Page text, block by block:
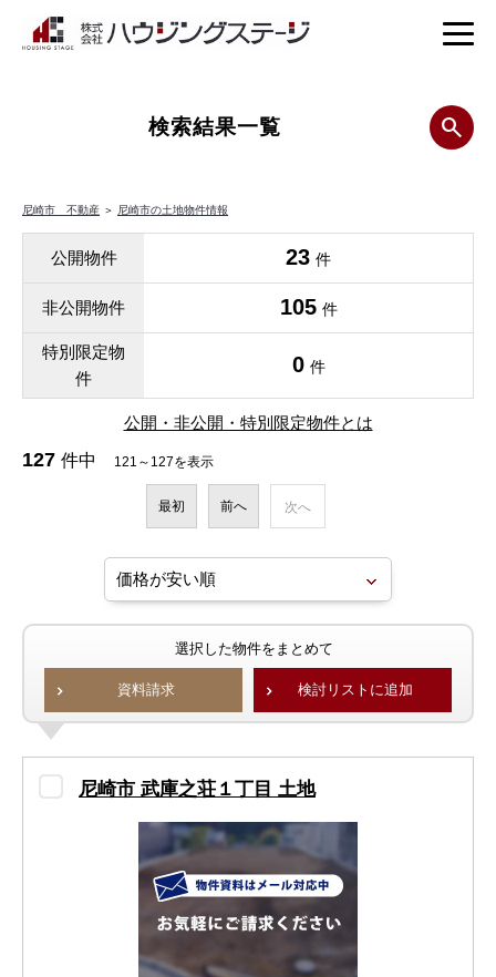
検索結果一覧
尼崎市 不動産 ＞ 尼崎市の土地物件情報
公開物件 23 件
非公開物件 105 件
特別限定物
件
0 件
公開・非公開・特別限定物件とは
127 件中 121～127を表示
最初 前へ 次へ
選択した物件をまとめて
資料請求 検討リストに追加
尼崎市 武庫之荘１丁目 土地